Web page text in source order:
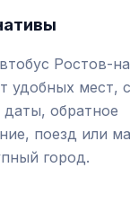
Ростов-
удобных мест,
даты, обратное
поезд или
город.